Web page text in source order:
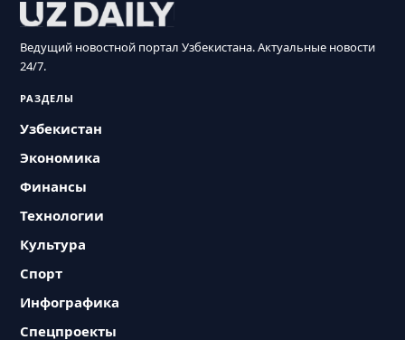
Ведущий новостной портал Узбекистана. Актуальные новости
24/7.
РАЗДЕЛЫ
Узбекистан
Экономика
Финансы
Технологии
Культура
Спорт
Инфографика
Спецпроекты